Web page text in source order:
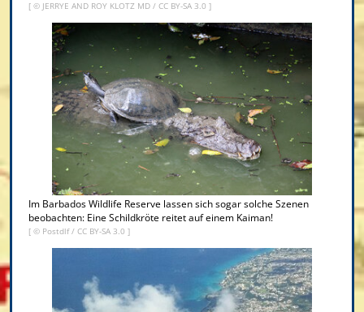
[ © JERRYE AND ROY KLOTZ MD / CC BY-SA 3.0 ]
Im Barbados Wildlife Reserve lassen sich sogar solche Szenen
beobachten: Eine Schildkröte reitet auf einem Kaiman!
[ © Postdlf/ CC BY-SA 3.0 ]